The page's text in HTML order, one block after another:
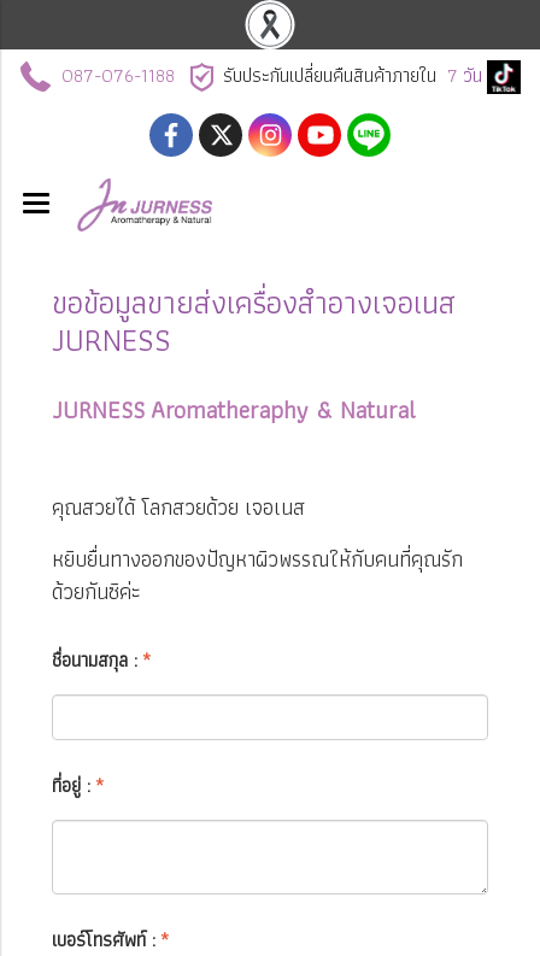
087-076-1188 รับประกันเปลี่ยนคืนสินค้าภายใน 7 วัน
ขอข้อมูลขายส่งเครื่องสำอางเจอเนส
JURNESS
JURNESS Aromatheraphy & Natural
คุณสวยได้ โลกสวยด้วย เจอเนส
หยิบยื่นทางออกของปัญหาผิวพรรณให้กับคนที่คุณรัก
ด้วยกันซิค่ะ
ชื่อนามสกุล : *
ที่อยู่ : *
เบอร์โทรศัพท์ : *